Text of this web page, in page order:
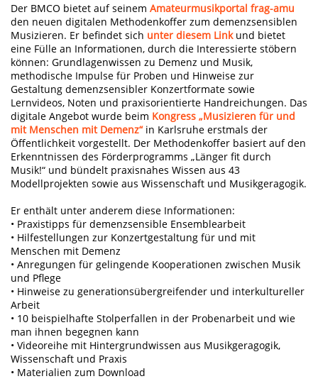
Der BMCO bietet auf seinem Amateurmusikportal frag-amu
den neuen digitalen Methodenkoffer zum demenzsensiblen
Musizieren. Er befindet sich unter diesem Linkund bietet
eine Fülle an Informationen, durch die Interessierte stöbern
können: Grundlagenwissen zu Demenz und Musik,
methodische Impulse für Proben und Hinweise zur
Gestaltung demenzsensibler Konzertformate sowie
Lernvideos, Noten und praxisorientierte Handreichungen. Das
digitale Angebot wurde beim Kongress „Musizieren für und
mit Menschen mit Demenz“in Karlsruhe erstmals der
Öffentlichkeit vorgestellt. Der Methodenkoffer basiert auf den
Erkenntnissen des Förderprogramms „Länger fit durch
Musik!“ und bündelt praxisnahes Wissen aus 43
Modellprojekten sowie aus Wissenschaft und Musikgeragogik.
Er enthält unter anderem diese Informationen:
• Praxistipps für demenzsensible Ensemblearbeit
• Hilfestellungen zur Konzertgestaltung für und mit
Menschen mit Demenz
• Anregungen für gelingende Kooperationen zwischen Musik
und Pflege
• Hinweise zu generationsübergreifender und interkultureller
Arbeit
• 10 beispielhafte Stolperfallen in der Probenarbeit und wie
man ihnen begegnen kann
• Videoreihe mit Hintergrundwissen aus Musikgeragogik,
Wissenschaft und Praxis
• Materialien zum Download